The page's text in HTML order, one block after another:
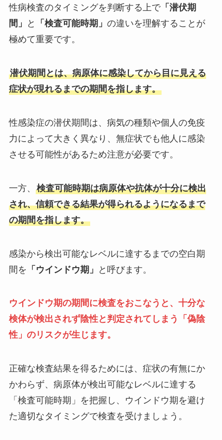
性病検査のタイミングを判断する上で「潜伏期
間」
と 「検査可能時期」 の違いを理解することが
極めて重要です。
潜伏期間とは、病原体に感染してから目に見える
症状が現れるまでの期間を指します。
性感染症の潜伏期間は、病気の種類や個人の免疫
力によって大きく異なり、無症状でも他人に感染
させる可能性があるため注意が必要です。
一方、 検査可能時期は病原体や抗体が十分に検出
され、信頼できる結果が得られるようになるまで
の期間を指します。
感染から検出可能なレベルに達するまでの空白期
間を 「ウインドウ期」 と呼びます。
ウインドウ期の期間に検査をおこなうと、十分な
検体が検出されず陰性と判定されてしまう「偽陰
性」のリスクが生じます。
正確な検査結果を得るためには、症状の有無にか
かわらず、病原体が検出可能なレベルに達する
「検査可能時期」を把握し、ウインドウ期を避け
た適切なタイミングで検査を受けましょう。